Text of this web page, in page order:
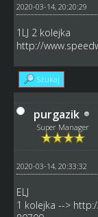
2020-03-14, 20:20:29
1LJ 2 kolejka
http://
Szukaj
purgazik
Super Manager
2020-03-14, 20:33:32
ELJ
1 kolejka -->